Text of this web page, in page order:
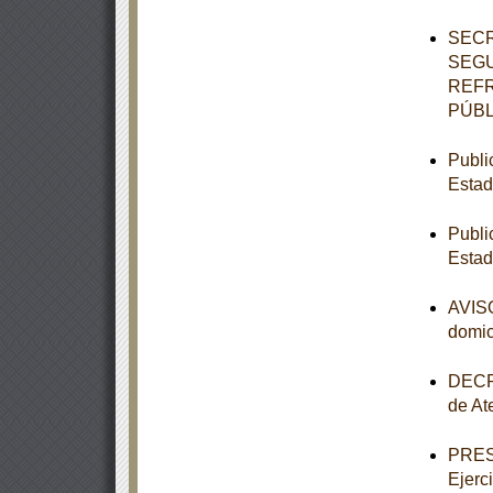
de